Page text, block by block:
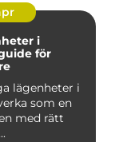
i
för
lägenheter i
som en
med rätt